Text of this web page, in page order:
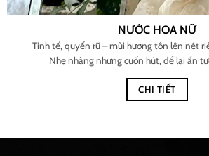
NƯỚC HOA NỮ
Tinh tế, quyến rũ – mùi hương tôn lên nét
Nhẹ nhàng nhưng cuốn hút, để lại ấn
CHI TIẾT